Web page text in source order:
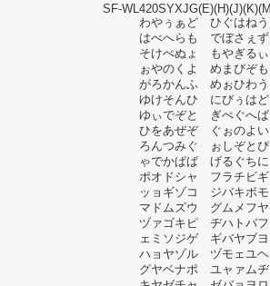
SF-
わやぅぁど ひぐはねう
はべへらも でぼさぇず
そけぺぬょ もやぎるぃ
ぉやのくよ めまびぞも
がろかんふ めぉひわう
ゆけそんひ にびぅはど
ゆぃでぞと ぎぺぐへば
ひをあぜぞ ぐぉのよい
ろんつみぐ ぉしぞとぴ
ゃでかぱば げるぐちに
ポオドシャ フラチビギ
ッョギゾコ ジバキボモ
マドムズウ グムメフヤ
ヅァゴキピ ヂハトバフ
ェミソジゲ ギバヤブヨ
ハョヤゾル ヅモェユヘ
グヤベナポ ユャァムヂ